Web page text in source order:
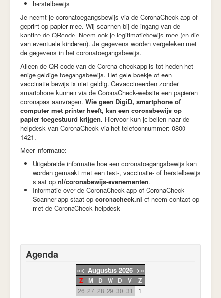
herstelbewijs
Je neemt je coronatoegangsbewijs via de CoronaCheck-app of
geprint op papier mee. Wij scannen bij de ingang van de
kantine de QRcode. Neem ook je legitimatiebewijs mee (en die
van eventuele kinderen). Je gegevens worden vergeleken met
de gegevens in het coronatoegangsbewijs.
Alleen de QR code van de Corona checkapp is tot heden het
enige geldige toegangsbewijs. Het gele boekje of een
vaccinatie bewijs is niet geldig. Gevaccineerden zonder
smartphone kunnen via de CoronaCheck-website een papieren
coronapas aanvragen. Wie geen DigiD, smartphone of
computer met printer heeft, kan een coronabewijs op
papier toegestuurd krijgen. Hiervoor kun je bellen naar de
helpdesk van CoronaCheck via het telefoonnummer: 0800-
1421.
Meer informatie:
Uitgebreide informatie hoe een coronatoegangsbewijs kan
worden gemaakt met een test-, vaccinatie- of herstelbewijs
staat op nl/coronabewijs-evenementen.
Informatie over de CoronaCheck-app of CoronaCheck
Scanner-app staat op coronacheck.nl of neem contact op
met de CoronaCheck helpdesk
Agenda
«< Augustus 2026 > »
Z M D W D V Z
26 27 28 29 30 31
1